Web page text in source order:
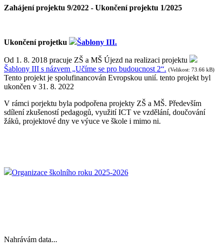
Zahájení projektu 9/2022 - Ukončení projektu 1/2025
Ukončení projetku Šablony III.
Od 1. 8. 2018 pracuje ZŠ a MŠ Újezd na realizaci projektu
Šablony III s názvem „Učíme se pro budoucnost 2“. (Velikost: 73.66 kB)
Tento projekt je spolufinancován Evropskou unií. tento projekt byl
ukončen v 31. 8. 2022
V rámci porjektu byla podpořena projekty ZŠ a MŠ. Především
sdílení zkušeností pedagogů, využití ICT ve vzdělání, doučování
žáků, projektové dny ve výuce ve škole i mimo ni.
Organizace školního roku 2025-2026
Nahrávám data...